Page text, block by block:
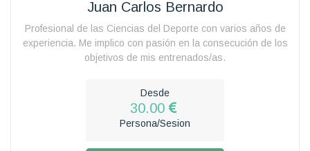
Juan Carlos Bernardo
Profesional de las Ciencias del Deporte con varios años de
experiencia. Me implico con pasión en la consecución de los
objetivos de mis entrenados/as.
Desde
30.00
Persona/Sesion